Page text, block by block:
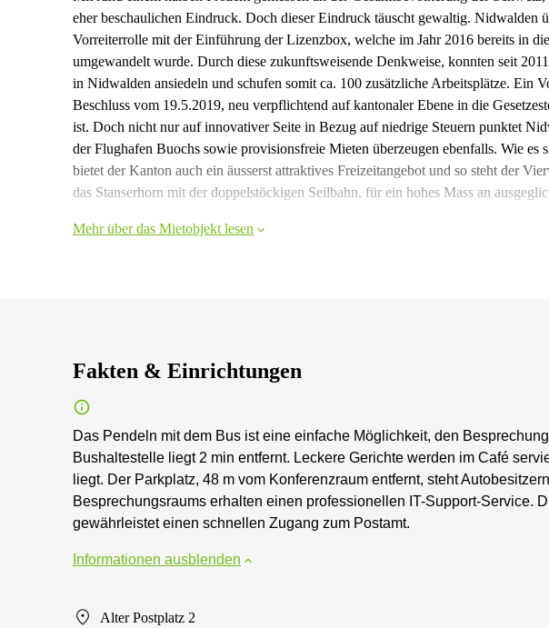
eher beschaulichen Eindruck. Doch dieser Eindruck täuscht gewaltig. Nidwalden
Vorreiterrolle mit der Einführung der Lizenzbox, welche im Jahr 2016 bereits in
umgewandelt wurde. Durch diese zukunftsweisende Denkweise, konnten seit
in Nidwalden ansiedeln und schufen somit ca. 100 zusätzliche Arbeitsplätze. Ein
Beschluss vom 19.5.2019, neu verpflichtend auf kantonaler Ebene in die
ist. Doch nicht nur auf innovativer Seite in Bezug auf niedrige Steuern punktet
der Flughafen Buochs sowie provisionsfreie Mieten überzeugen ebenfalls. Wie es
bietet der Kanton auch ein äusserst attraktives Freizeitangebot und so steht der
das Stanserhorn mit der doppelstöckigen Seilbahn, für ein hohes Mass an
Mehr über das Mietobjekt lesen
Fakten & Einrichtungen
Das Pendeln mit dem Bus ist eine einfache Möglichkeit, den
Bushaltestelle liegt 2 min entfernt. Leckere Gerichte werden im Café
liegt. Der Parkplatz, 48 m vom Konferenzraum entfernt, steht
Besprechungsraums erhalten einen professionellen IT-Support-Service.
gewährleistet einen schnellen Zugang zum Postamt.
Informationen ausblenden
Alter Postplatz 2